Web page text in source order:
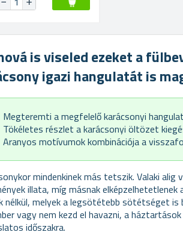
is viseled ezeket a
igazi hangulatát is
Megteremti a megfelelő karácsonyi
Tökéletes részlet a karácsonyi öltözet
Aranyos motívumok kombinációja a
mindenkinek más tetszik. Valaki alig
illata, míg másnak
nélkül, melyek a legsötétebb sötétséget is
vagy nem kezd el havazni, a
időszakra.